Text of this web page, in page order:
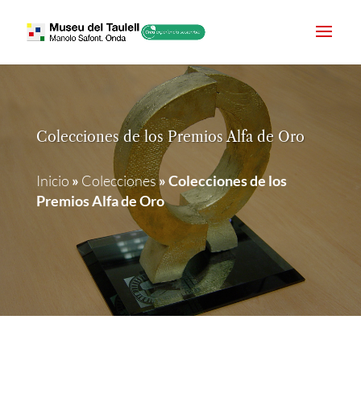
Colecciones de los Premios Alfa de Oro
Inicio » Colecciones»Colecciones de los
Premios Alfa de Oro